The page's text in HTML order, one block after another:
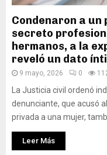
Condenaron a un
secreto
hermanos, a la
reveló un dato
9 mayo, 2026 0
La Justicia civil ordenó
denunciante, que acusó
privada a una mujer,
Leer Más